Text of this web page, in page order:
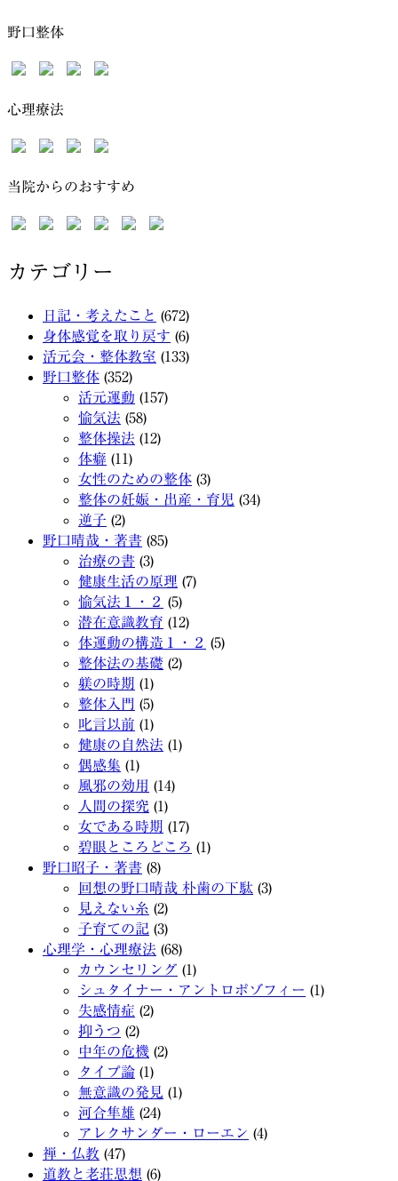
野口整体
心理療法
当院からのおすすめ
カテゴリー
日記・考えたこと (672)
身体感覚を取り戻す (6)
活元会・整体教室 (133)
野口整体 (352)
活元運動 (157)
愉気法 (58)
整体操法 (12)
体癖 (11)
女性のための整体 (3)
整体の妊娠・出産・育児 (34)
逆子 (2)
野口晴哉・著書 (85)
治療の書 (3)
健康生活の原理 (7)
愉気法１・２ (5)
潜在意識教育 (12)
体運動の構造１・２ (5)
整体法の基礎 (2)
躾の時期 (1)
整体入門 (5)
叱言以前 (1)
健康の自然法 (1)
偶感集 (1)
風邪の効用 (14)
人間の探究 (1)
女である時期 (17)
碧眼ところどころ (1)
野口昭子・著書 (8)
回想の野口晴哉 朴歯の下駄 (3)
見えない糸 (2)
子育ての記 (3)
心理学・心理療法 (68)
カウンセリング (1)
シュタイナー・アントロポゾフィー (1)
失感情症 (2)
抑うつ (2)
中年の危機 (2)
タイプ論 (1)
無意識の発見 (1)
河合隼雄 (24)
アレクサンダー・ローエン (4)
禅・仏教 (47)
道教と老荘思想 (6)